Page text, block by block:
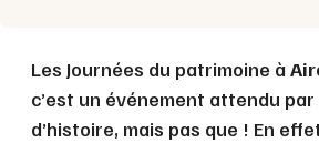
Les Journées du patrimoine à
c’est un événement attendu
d’histoire, mais pas que ! En